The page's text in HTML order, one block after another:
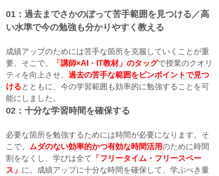
01：過去までさかのぼって苦手範囲を見つける／高
い水準で今の勉強も分かりやすく教える
成績アップのためには苦手な箇所を克服していくことが重
要。そこで、
「講師×AI・IT教材」のタッグで授業のクオリ
ティを向上させ、 過去の苦手な範囲をピンポイントで見つ
けるとともに、今の学習範囲も効率的に勉強することを可
能にしました。
02：十分な学習時間を確保する
必要な箇所を勉強するためには時間が必要になります。そ
こで、 ムダのない効率的かつ有効な時間活用のために時間
割をなくし、学びは全て
「フリータイム・フリースペー
ス」 に。成績アップに十分な時間を確保して、学ぶべき量